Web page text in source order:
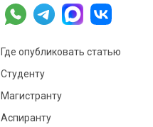
Где опубликовать статью
Студенту
Магистранту
Аспиранту